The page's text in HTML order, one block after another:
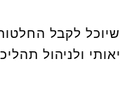
לקבל
ולניהול